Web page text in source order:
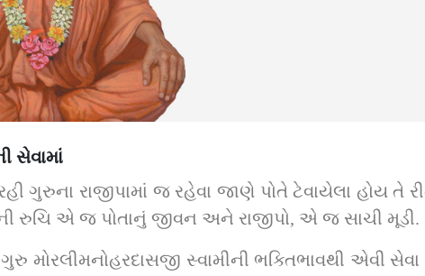
સેવામાં
રાજીપામાં જ રહેવા જાણે પોતે ટેવાયેલા હોય તે રીતે સ્વામીશ્રી (સદ્‌. મુનિ સ્વામી)
રુચિ એ જ પોતાનું જીવન અને રાજીપો, એ જ સાચી મૂડી.
ગુરુ મોરલીમનોહરદાસજી સ્વામીની ભક્તિભાવથી એવી